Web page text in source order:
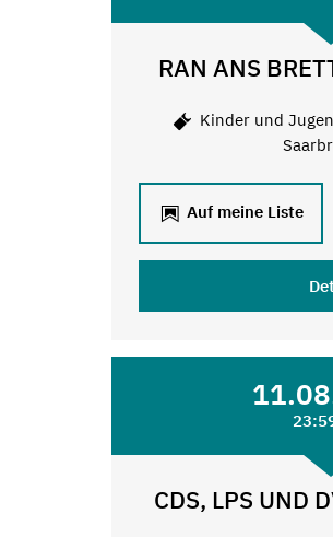
RAN ANS
Kinder und
Auf meine Liste
CDS, LPS UND